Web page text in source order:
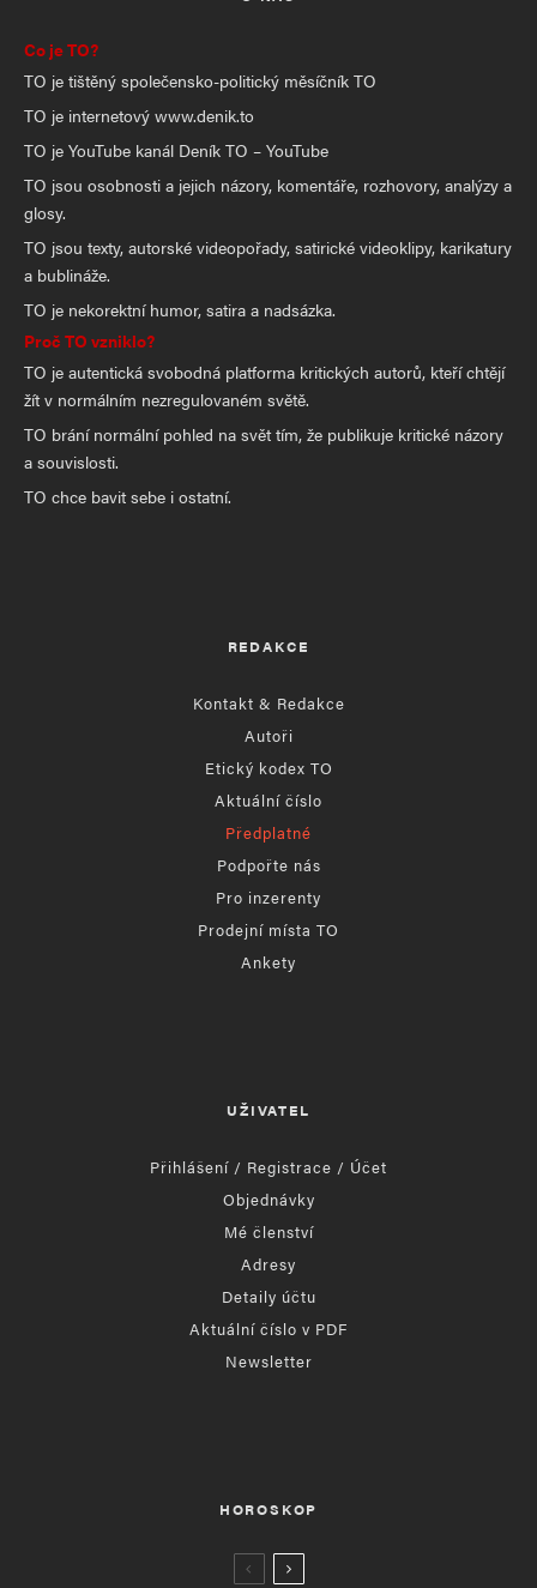
Co je TO?
TO je tištěný společensko-politický měsíčník TO
TO je internetový www.denik.to
TO je YouTube kanál Deník TO – YouTube
TO jsou osobnosti a jejich názory, komentáře, rozhovory, analýzy a
glosy.
TO jsou texty, autorské videopořady, satirické videoklipy, karikatury
a bublináže.
TO je nekorektní humor, satira a nadsázka.
Proč TO vzniklo?
TO je autentická svobodná platforma kritických autorů, kteří chtějí
žít v normálním nezregulovaném světě.
TO brání normální pohled na svět tím, že publikuje kritické názory
a souvislosti.
TO chce bavit sebe i ostatní.
REDAKCE
Kontakt & Redakce
Autoři
Etický kodex TO
Aktuální číslo
Předplatné
Podpořte nás
Pro inzerenty
Prodejní místa TO
Ankety
UŽIVATEL
Přihlášení / Registrace / Účet
Objednávky
Mé členství
Adresy
Detaily účtu
Aktuální číslo v PDF
Newsletter
HOROSKOP